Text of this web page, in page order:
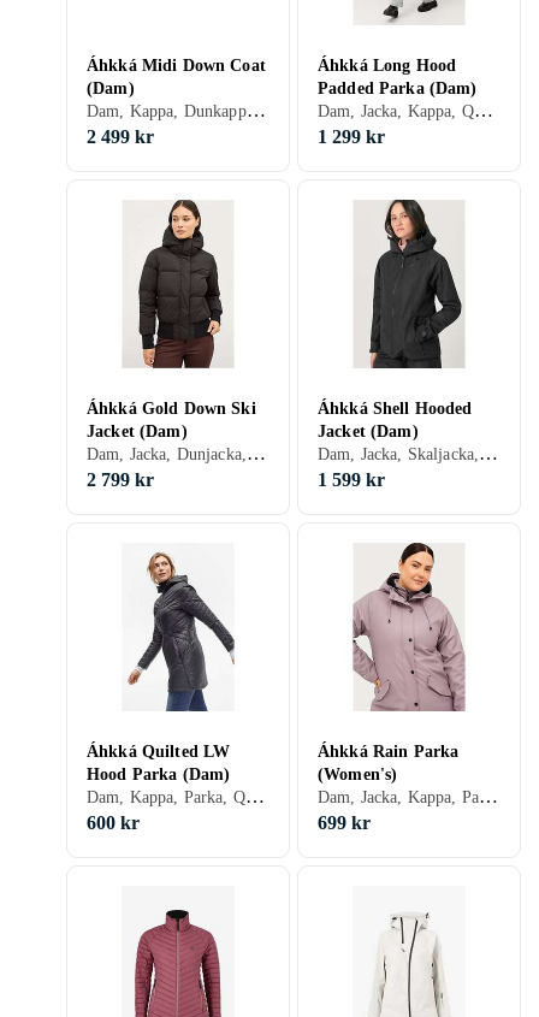
Áhkká Midi Down Coat
(Dam)
Dam, Kappa, Dunkappa, Vinter, Polyester
2 499 kr
Áhkká Long Hood
Padded Parka (Dam)
Dam, Jacka, Kappa, Quiltad jacka, Parka, Vinter
1 299 kr
Áhkká Gold Down Ski
Jacket (Dam)
Dam, Jacka, Dunjacka, Sport jacka, Vinter
2 799 kr
Áhkká Shell Hooded
Jacket (Dam)
Dam, Jacka, Skaljacka, Vinter, Vår/höst, Nylon/Polyamid, Polyester, Elastan/Spandex/Lycra
1 599 kr
Áhkká Quilted LW
Hood Parka (Dam)
Dam, Kappa, Parka, Quiltad kappa, Vinter, Polyester
600 kr
Áhkká Rain Parka
(Women's)
Dam, Jacka, Kappa, Parka, Regnkappa, Vinter
699 kr